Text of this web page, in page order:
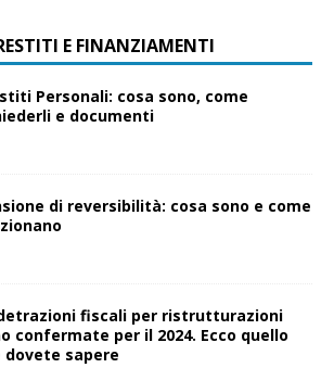
E FINANZIAMENTI
Personali: cosa sono, come
e documenti
di reversibilità: cosa sono e come
fiscali per ristrutturazioni
confermate per il 2024. Ecco quello
dovete sapere